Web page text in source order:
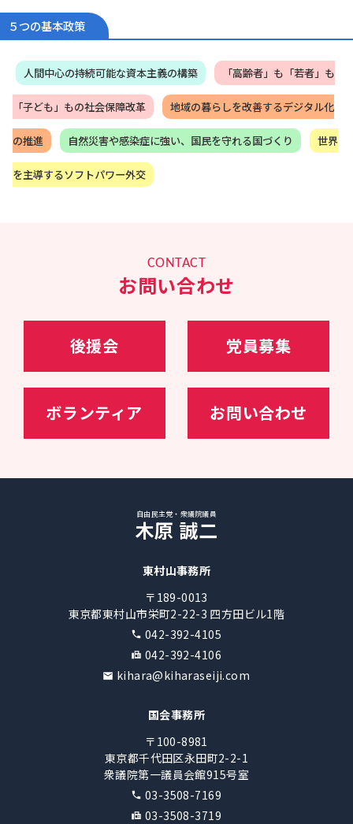
復帰（2期目）、現在当選4期。
大臣を務める。
政治家としては初めて経済連携協定（EPA）の首席
交渉官を努め、日本とモンゴルのEPAを妥結、
2016年5月、モンゴルより北斗七星勲章を授与さ
れた他、平和外交の柱であるODAの改善や核軍
縮・核不拡散に心血を注ぐ。また、2016年7月バ
ングラデシュ・ダッカで発生したテロ事件では現
地対策本部長を務める。
17年～20年、岸田文雄政務調査会長の下、政務調
20年10月～、衆議院内閣委員会委員長
21年10月～、内閣官房副長官（政務）、内閣総理
大臣補佐官
事長代理・政調会長特別補佐
５つの基本政策
人間中心の持続可能な資本主義の構築 「高齢者」も「若者」も
「子ども」もの社会保障改革 地域の暮らしを改善するデジタル化
の推進 自然災害や感染症に強い、国民を守れる国づくり 世界
を主導するソフトパワー外交
CONTACT
お問い合わせ
後援会 党員募集
ボランティア お問い合わせ
自由民主党・衆議院議員
木原 誠二
東村山事務所
〒189-0013
東京都東村山市栄町2-22-3 四方田ビル1階
042-392-4105
042-392-4106
kihara@kiharaseiji.com
国会事務所
〒100-8981
東京都千代田区永田町2-2-1
衆議院第一議員会館915号室
03-3508-7169
03-3508-3719